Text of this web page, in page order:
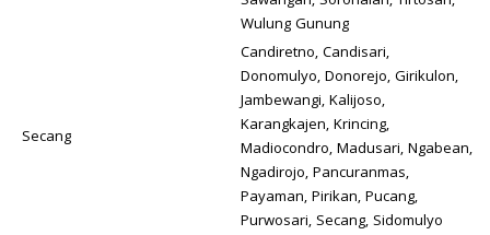
Wulung Gunung
Secang
Candiretno, Candisari,
Donomulyo, Donorejo, Girikulon,
Jambewangi, Kalijoso,
Karangkajen, Krincing,
Madiocondro, Madusari, Ngabean,
Ngadirojo, Pancuranmas,
Payaman, Pirikan, Pucang,
Purwosari, Secang, Sidomulyo